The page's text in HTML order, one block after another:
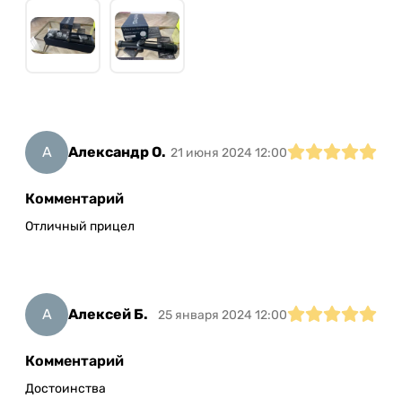
А Александр О. 21 июня 2024 12:00
Комментарий
Отличный прицел
А Алексей Б. 25 января 2024 12:00
Комментарий
Достоинства